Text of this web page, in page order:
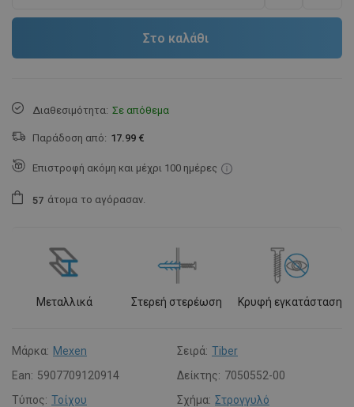
Στο καλάθι
Διαθεσιμότητα: Σε απόθεμα
Παράδοση από: 17.99 €
Επιστροφή ακόμη και μέχρι 100 ημέρες
57 άτομα το αγόρασαν.
Μεταλλικά Στερεή στερέωση Κρυφή εγκατάσταση
Μάρκα: Mexen Σειρά: Tiber
Ean: 5907709120914 Δείκτης: 7050552-00
Τύπος: Τοίχου Σχήμα: Στρογγυλό